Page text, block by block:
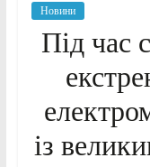
Новини
Під час
із